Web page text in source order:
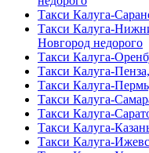
Такси Калуга-
Такси Калуга-
Новгород недорого
Такси Калуга-
Такси Калуга-
Такси Калуга-
Такси Калуга-
Такси Калуга-
Такси Калуга-
Такси Калуга-